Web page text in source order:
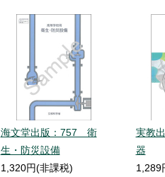
海文堂出版：757 衛
生・防災設備
1,320円(非課税)
実教
器
1,289